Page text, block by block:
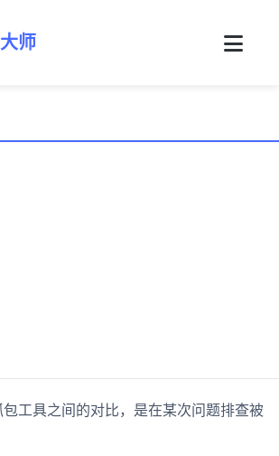
师
工具之间的对比，是在某次问题排查被